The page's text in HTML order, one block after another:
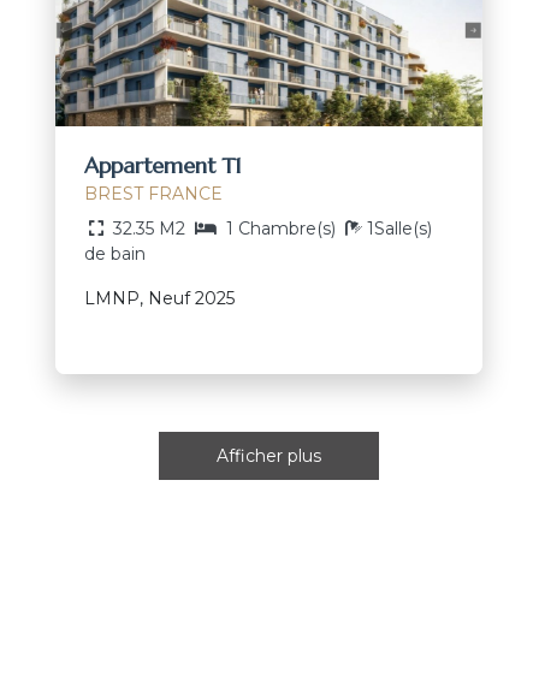
Appartement T1
BREST FRANCE
32.35 M2
1 Chambre(s)
1Salle(s)
de bain
LMNP, Neuf 2025
Afficher plus